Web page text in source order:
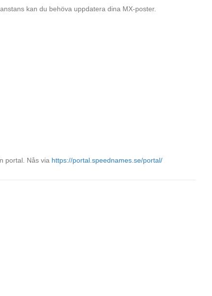
kan du behöva uppdatera dina MX-poster.
portal. Nås via https://portal.speednames.se/portal/